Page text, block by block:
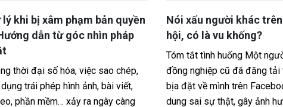
Nói xấu người khác trên mạng xã
hội, có là vu khống?
Tóm tắt tình huống Một người phát hiện
đồng nghiệp cũ đã đăng tải thông tin
bịa đặt về mình trên Facebook. Nội
dung sai sự thật, gây ảnh hưởng
Cách nhận thừa kế
mẹ không để lại di
Tóm tắt tình huống Một
mẹ đứng tên chung
cả hai đã qua đời mà
chúc, hiện các con